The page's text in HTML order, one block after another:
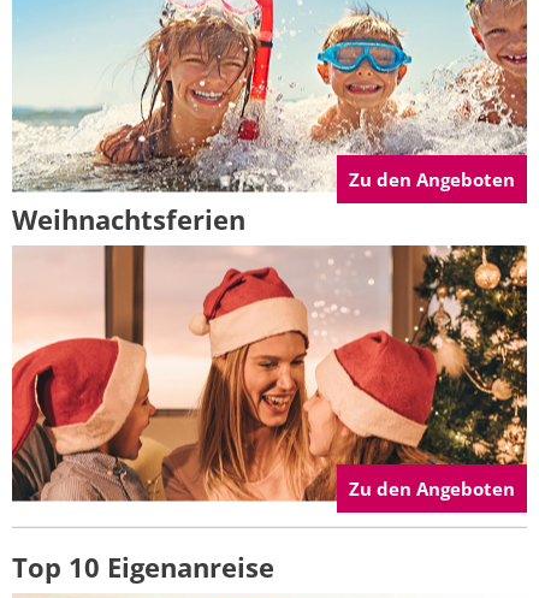
Zu den Angeboten
Weihnachtsferien
Zu den Angeboten
Top 10 Eigenanreise